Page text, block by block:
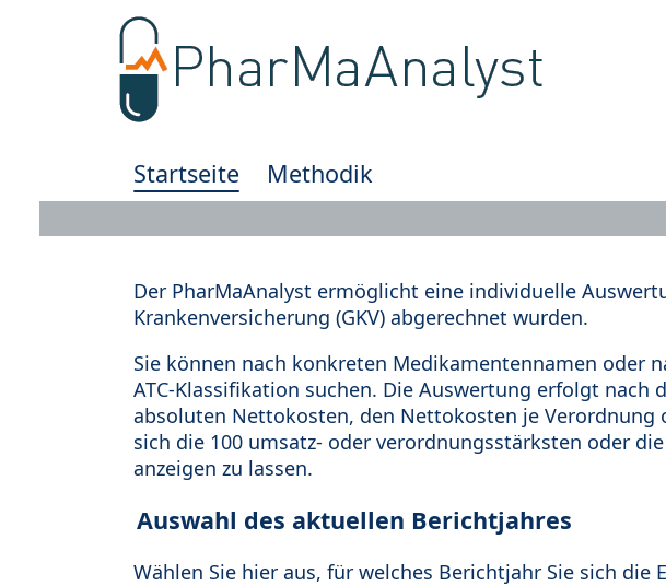
Startseite Methodik
Der PharMaAnalyst ermöglicht eine individuelle
Krankenversicherung (GKV) abgerechnet wurden.
Sie können nach konkreten Medikamentennamen oder
ATC-Klassifikation suchen. Die Auswertung erfolgt nach
absoluten Nettokosten, den Nettokosten je
sich die 100 umsatz- oder verordnungsstärksten oder
anzeigen zu lassen.
Auswahl des aktuellen Berichtjahres
Wählen Sie hier aus, für welches Berichtjahr Sie sich die